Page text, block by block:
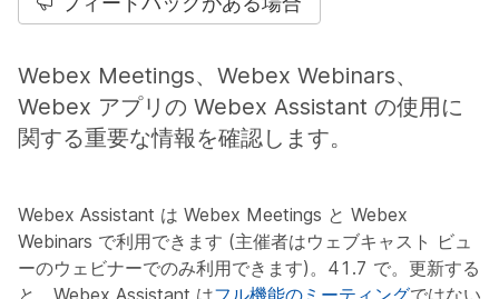
Webex Meetings、Webex Webinars、
Webex アプリの Webex Assistant の使用に
関する重要な情報を確認します。
Webex Assistant は Webex Meetings と Webex
Webinars で利用できます (主催者はウェブキャスト ビュ
ーのウェビナーでのみ利用できます)。41.7 で。更新する
と、Webex Assistant はフル機能のミーティングではない